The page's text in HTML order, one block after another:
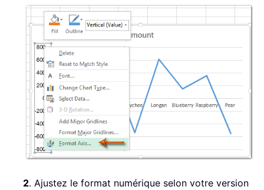
2. Ajustez le format numérique selon votre version